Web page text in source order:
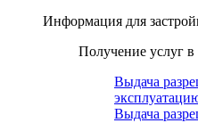
Информация для
Получение услуг
Выдача
Выдача